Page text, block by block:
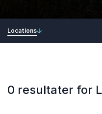
Locations
0 resultater for